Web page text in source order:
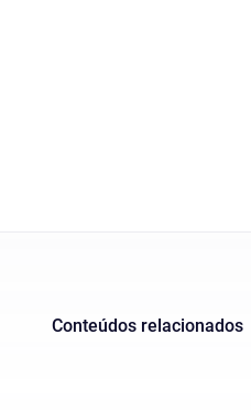
Conteúdos relacionados